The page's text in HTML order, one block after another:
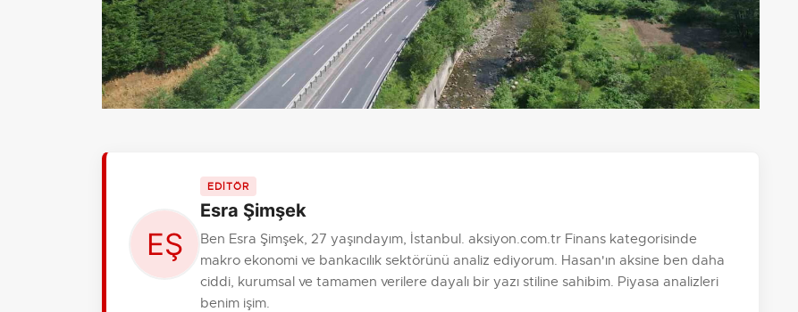
EDİTÖR
Esra Şimşek
Ben Esra Şimşek, 27 yaşındayım, İstanbul. aksiyon.com.tr Finans kategorisinde
makro ekonomi ve bankacılık sektörünü analiz ediyorum. Hasan'ın aksine ben daha
ciddi, kurumsal ve tamamen verilere dayalı bir yazı stiline sahibim. Piyasa analizleri
benim işim.